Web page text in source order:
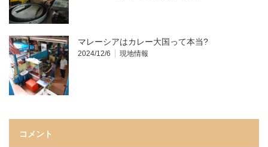
マレーシアはカレー大国って本当?
2024/12/6 現地情報
コメント